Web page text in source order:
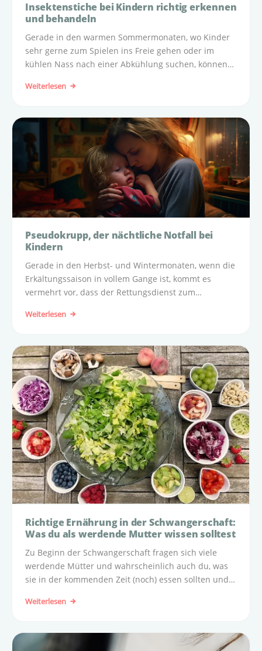
Insektenstiche bei Kindern richtig erkennen
und behandeln
Gerade in den warmen Sommermonaten, wo Kinder
sehr gerne zum Spielen ins Freie gehen oder im
kühlen Nass nach einer Abkühlung suchen, können
Weiterlesen
Pseudokrupp, der nächtliche Notfall bei
Kindern
Gerade in den Herbst- und Wintermonaten, wenn die
Erkältungssaison in vollem Gange ist, kommt es
vermehrt vor, dass der Rettungsdienst zum
Weiterlesen
Richtige Ernährung in der Schwangerschaft:
Was du als werdende Mutter wissen solltest
Zu Beginn der Schwangerschaft fragen sich viele
werdende Mütter und wahrscheinlich auch du, was
sie in der kommenden Zeit (noch) essen sollten und
können. Wie viel Kaffee darf ich trinken, wie steht es
Weiterlesen